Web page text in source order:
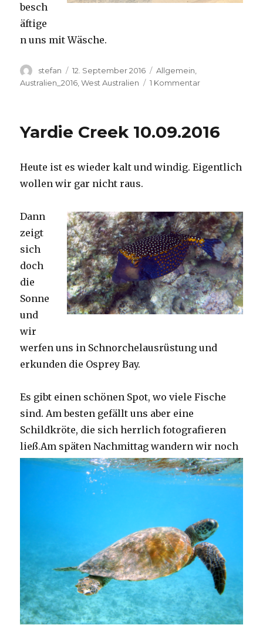
besch
äftige
n uns mit Wäsche.
Autor
stefan
Veröffentlicht
am
12. September 2016 Kategorien
Allgemein
Australien_2016 ,West Australien 1 Kommentarzu
Yardie Creek 10.09.2016
Heute ist es wieder kalt und windig. Eigentlich
wollen wir gar nicht raus.
Dann
zeigt
sich
doch
die
Sonne
und
wir
werfen uns in Schnorchelausrüstung und
erkunden die Osprey Bay.
Es gibt einen schönen Spot, wo viele Fische
sind. Am besten gefällt uns aber eine
Schildkröte, die sich herrlich fotografieren
ließ.Am späten Nachmittag wandern wir noch